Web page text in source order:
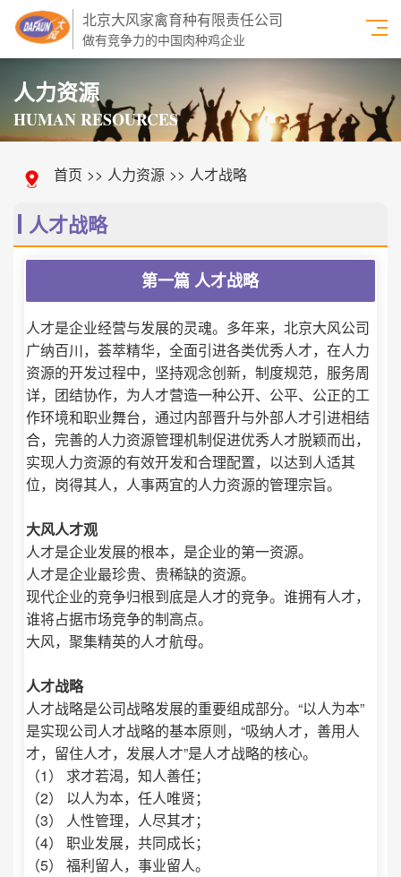
北京大风家禽育种有限责任公司
做有竞争力的中国肉种鸡企业
人力资源
HUMAN RESOURCES
首页 >> 人力资源 >> 人才战略
人才战略
第一篇 人才战略
人才是企业经营与发展的灵魂。多年来，北京大风公司
广纳百川，荟萃精华，全面引进各类优秀人才，在人力
资源的开发过程中，坚持观念创新，制度规范，服务周
详，团结协作，为人才营造一种公开、公平、公正的工
作环境和职业舞台，通过内部晋升与外部人才引进相结
合，完善的人力资源管理机制促进优秀人才脱颖而出，
实现人力资源的有效开发和合理配置，以达到人适其
位，岗得其人，人事两宜的人力资源的管理宗旨。
大风人才观
人才是企业发展的根本，是企业的第一资源。
人才是企业最珍贵、贵稀缺的资源。
现代企业的竞争归根到底是人才的竞争。谁拥有人才，
谁将占据市场竞争的制高点。
大风，聚集精英的人才航母。
人才战略
人才战略是公司战略发展的重要组成部分。“以人为本”
是实现公司人才战略的基本原则，“吸纳人才，善用人
才，留住人才，发展人才”是人才战略的核心。
（1） 求才若渴，知人善任；
（2） 以人为本，任人唯贤；
（3） 人性管理，人尽其才；
（4） 职业发展，共同成长；
（5） 福利留人，事业留人。